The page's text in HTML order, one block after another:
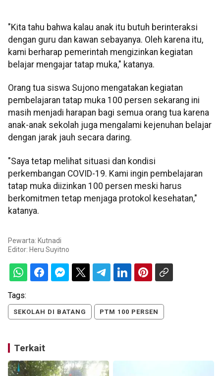
"Kita tahu bahwa kalau anak itu butuh berinteraksi
dengan guru dan kawan sebayanya. Oleh karena itu,
kami berharap pemerintah mengizinkan kegiatan
belajar mengajar tatap muka," katanya.
Orang tua siswa Sujono mengatakan kegiatan
pembelajaran tatap muka 100 persen sekarang ini
masih menjadi harapan bagi semua orang tua karena
anak-anak sekolah juga mengalami kejenuhan belajar
dengan jarak jauh secara daring.
"Saya tetap melihat situasi dan kondisi
perkembangan COVID-19. Kami ingin pembelajaran
tatap muka diizinkan 100 persen meski harus
berkomitmen tetap menjaga protokol kesehatan,"
katanya.
Pewarta: Kutnadi
Editor: Heru Suyitno
Tags:
SEKOLAH DI BATANG PTM 100 PERSEN
Terkait